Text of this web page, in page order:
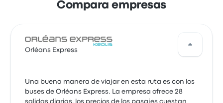
Compara empresas
Orléans Express
Una buena manera de viajar en esta ruta es con los
buses de Orléans Express. La empresa ofrece 28
salidas diarias, los precios de los pasajes cuestan